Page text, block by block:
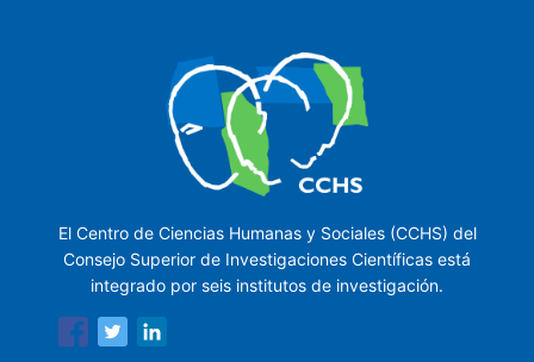
El Centro de Ciencias Humanas y Sociales (CCHS) del
Consejo Superior de Investigaciones Científicas está
integrado por seis institutos de investigación.